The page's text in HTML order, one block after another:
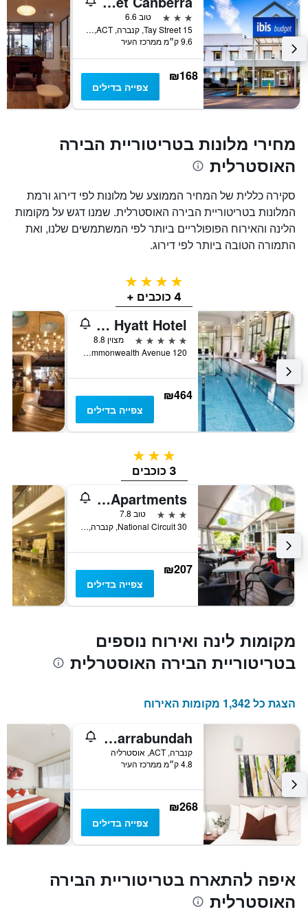
3 כוכבים
טוב 6.6
15 Tay Street, קנברה, ACT, אוסטרליה
9.6 ק״מ ממרכז העיר
₪168
צפייה בדילים
מחירי מלונות בטריטוריית הבירה
האוסטרלית
סקירה כללית של המחיר הממוצע של מלונות לפי דירוג ורמת
המלונות בטריטוריית הבירה האוסטרלית. שמנו דגש על מקומות
הלינה והאירוח הפופולריים ביותר לפי המשתמשים שלנו, ואת
התמורה הטובה ביותר לפי דירוג.
4 כוכבים
4 כוכבים +
Hyatt Hotel Canberra- A Park Hyatt Hotel
5 כוכבים
מצוין 8.8
120 Commonwealth Avenue, קנברה, ACT, אוסטרליה
₪464
צפייה בדילים
3 כוכבים
3 כוכבים
Forrest Hotel and Apartments
3 כוכבים
טוב 7.8
30 National Circuit, קנברה, ACT, אוסטרליה
₪207
צפייה בדילים
מקומות לינה ואירוח נוספים
בטריטוריית הבירה האוסטרלית
הצגת כל 1,342 מקומות האירוח
Punthill Narrabundah
קנברה, ACT, אוסטרליה
4.8 ק״מ ממרכז העיר
₪268
צפייה בדילים
איפה להתארח בטריטוריית הבירה
האוסטרלית